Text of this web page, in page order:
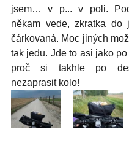
jsem… v p... v poli.
někam vede, zkratka do
čárkovaná. Moc jiných
tak jedu. Jde to asi jako
proč si takhle po
nezaprasit kolo!